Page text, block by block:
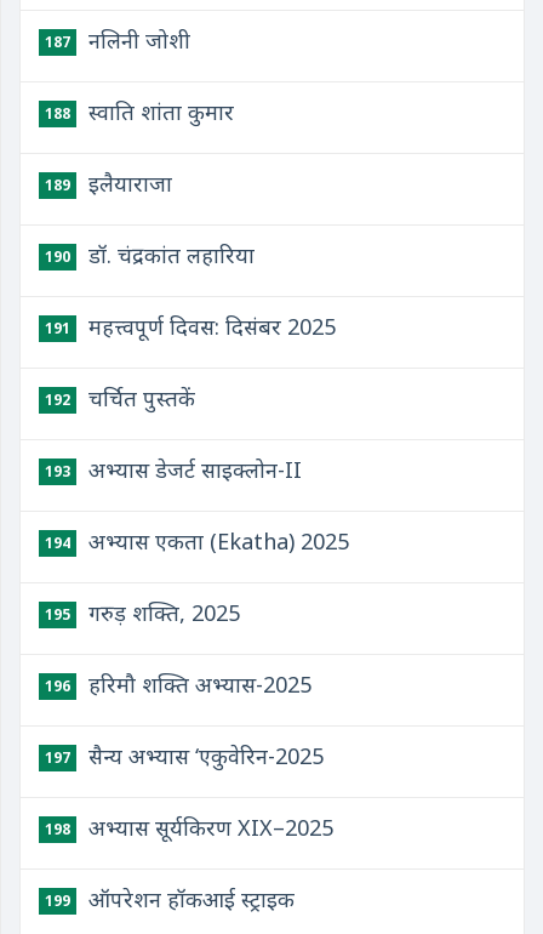
187 नलिनी जोशी
188 स्वाति शांता कुमार
189 इलैयाराजा
190 डॉ. चंद्रकांत लहारिया
191 महत्त्वपूर्ण दिवस: दिसंबर 2025
192 चर्चित पुस्तकें
193 अभ्यास डेजर्ट साइक्लोन-II
194 अभ्यास एकता (Ekatha) 2025
195 गरुड़ शक्ति, 2025
196 हरिमौ शक्ति अभ्यास-2025
197 सैन्य अभ्यास ‘एकुवेरिन-2025
198 अभ्यास सूर्यकिरण XIX–2025
199 ऑपरेशन हॉकआई स्ट्राइक